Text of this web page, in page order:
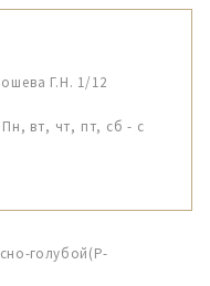
Г.Н. 1/12
Пн, вт, чт, пт, сб - с
голубой(P-